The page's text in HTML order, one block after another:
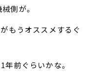
側が。
もうオススメするぐ
年前ぐらいかな。